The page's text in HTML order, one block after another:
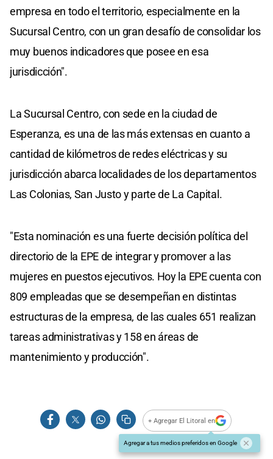
empresa en todo el territorio, especialmente en la
Sucursal Centro, con un gran desafío de consolidar los
muy buenos indicadores que posee en esa
jurisdicción".
La Sucursal Centro, con sede en la ciudad de
Esperanza, es una de las más extensas en cuanto a
cantidad de kilómetros de redes eléctricas y su
jurisdicción abarca localidades de los departamentos
Las Colonias, San Justo y parte de La Capital.
"Esta nominación es una fuerte decisión política del
directorio de la EPE de integrar y promover a las
mujeres en puestos ejecutivos. Hoy la EPE cuenta con
809 empleadas que se desempeñan en distintas
estructuras de la empresa, de las cuales 651 realizan
tareas administrativas y 158 en áreas de
mantenimiento y producción".
+ Agregar El Litoral en
Agregar a tus medios preferidos en Google